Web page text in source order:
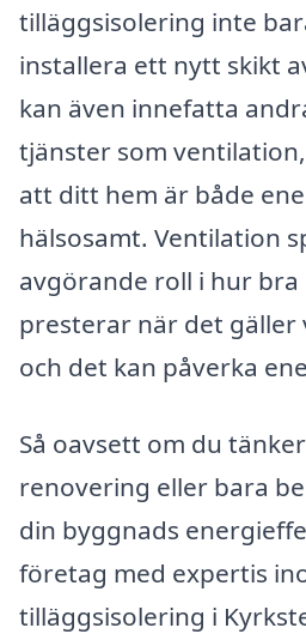
tilläggsisolering inte
installera ett nytt skikt
kan även innefatta
tjänster som
att ditt hem är både
hälsosamt. Ventilation
avgörande roll i hur
presterar när det gäller
och det kan påverka
Så oavsett om du
renovering eller bara
din byggnads
företag med expertis
tilläggsisolering i